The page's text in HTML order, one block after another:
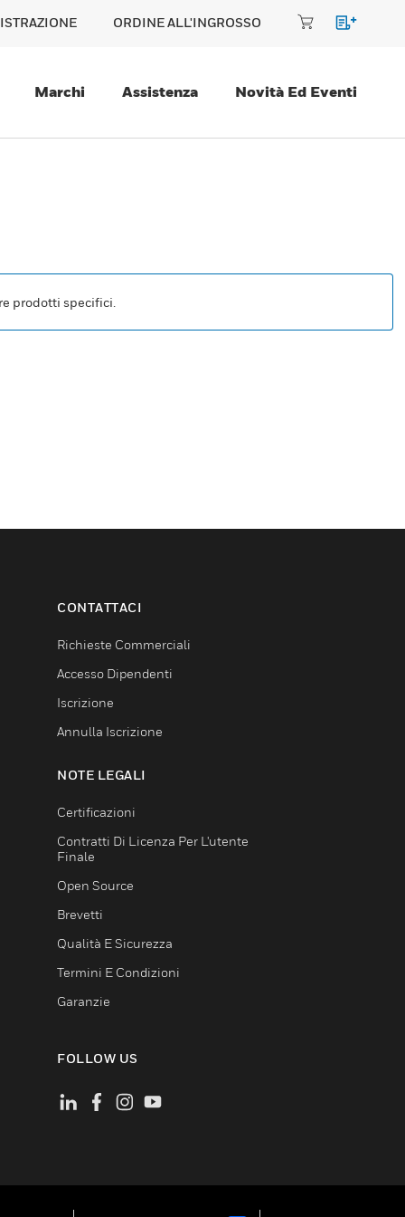
ORDINE ALL'INGROSSO
Marchi Assistenza Novità Ed Eventi
prodotti specifici.
CONTATTACI
Richieste Commerciali
Accesso Dipendenti
Iscrizione
Annulla Iscrizione
NOTE LEGALI
Certificazioni
Contratti Di Licenza Per L'utente
Finale
Open Source
Brevetti
Qualità E Sicurezza
Termini E Condizioni
Garanzie
FOLLOW US